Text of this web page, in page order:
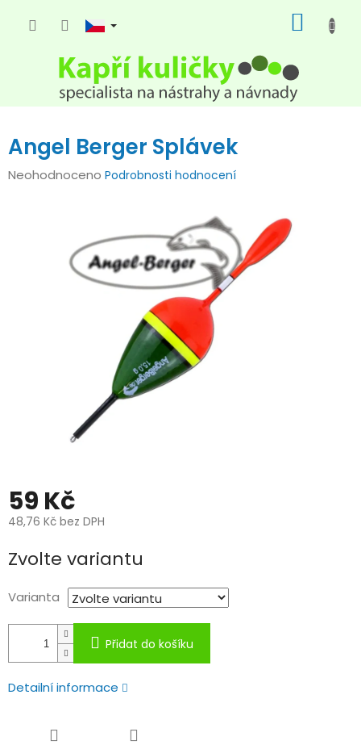
KOŠÍK
Angel Berger Splávek
Průměrné
Neohodnoceno Podrobnosti hodnocení
59 Kč
48,76 Kč bez DPH
cena:
Zvolte variantu
Varianta
Přidat do košíku
Detailní informace